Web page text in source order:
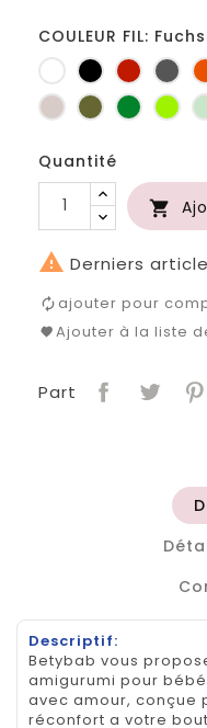
COULEUR FIL:
BlancNoir Rouge
FicelleKaki Vert
Quantité

 Derniers
ajouter pour
Ajouter à la liste
Part
Descriptif:
Betybab vous
amigurumi pour
avec amour, conçue
réconfort a votre